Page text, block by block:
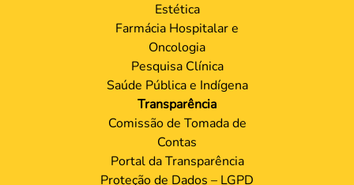
Estética
Farmácia Hospitalar e
Oncologia
Pesquisa Clínica
Saúde Pública e Indígena
Transparência
Comissão de Tomada de
Contas
Portal da Transparência
Proteção de Dados – LGPD